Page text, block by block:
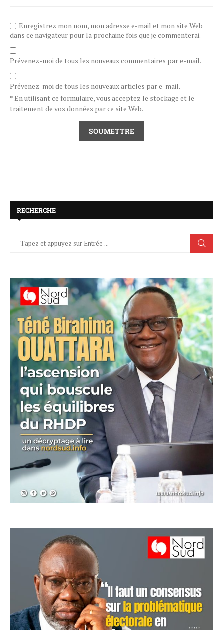
Enregistrez mon nom, mon adresse e-mail et mon site Web
dans ce navigateur pour la prochaine fois que je commenterai.
Prévenez-moi de tous les nouveaux commentaires par e-mail.
Prévenez-moi de tous les nouveaux articles par e-mail.
* En utilisant ce formulaire, vous acceptez le stockage et le
traitement de vos données par ce site Web.
RECHERCHE